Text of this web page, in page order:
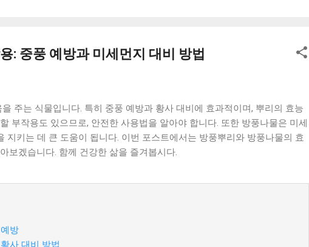
: 중풍 예방과 미세먼지 대비 방법
주는 식물입니다. 특히 중풍 예방과 황사 대비에 효과적이며, 뿌리의 효능
부작용도 있으므로, 안전한 사용법을 알아야 합니다. 또한 방풍나물은 미세
지키는 데 큰 도움이 됩니다. 이번 포스트에서는 방풍뿌리와 방풍나물의 효
보겠습니다. 함께 건강한 삶을 즐겨봅시다.
방
사 대비 방법